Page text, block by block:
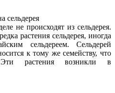
не происходят из сельдерея.
растения сельдерея, иногда
сельдереем. Сельдерей
к тому же семейству, что
растения возникли в